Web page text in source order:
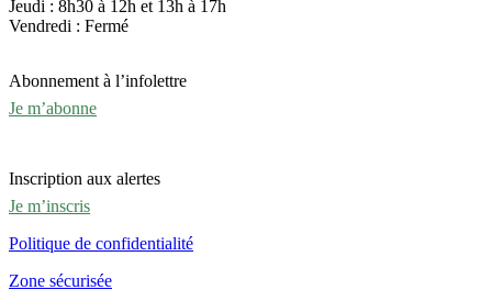
Jeudi : 8h30 à 12h et 13h à 17h
Vendredi : Fermé
Abonnement à l’infolettre
Je m’abonne
Inscription aux alertes
Je m’inscris
Politique de confidentialité
Zone sécurisée